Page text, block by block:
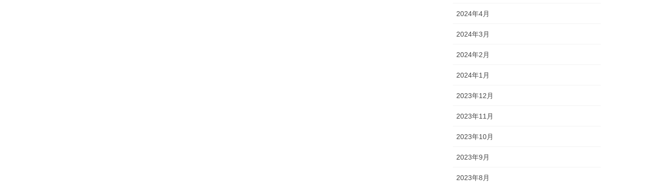
2024年4月
2024年3月
2024年2月
2024年1月
2023年12月
2023年11月
2023年10月
2023年9月
2023年8月